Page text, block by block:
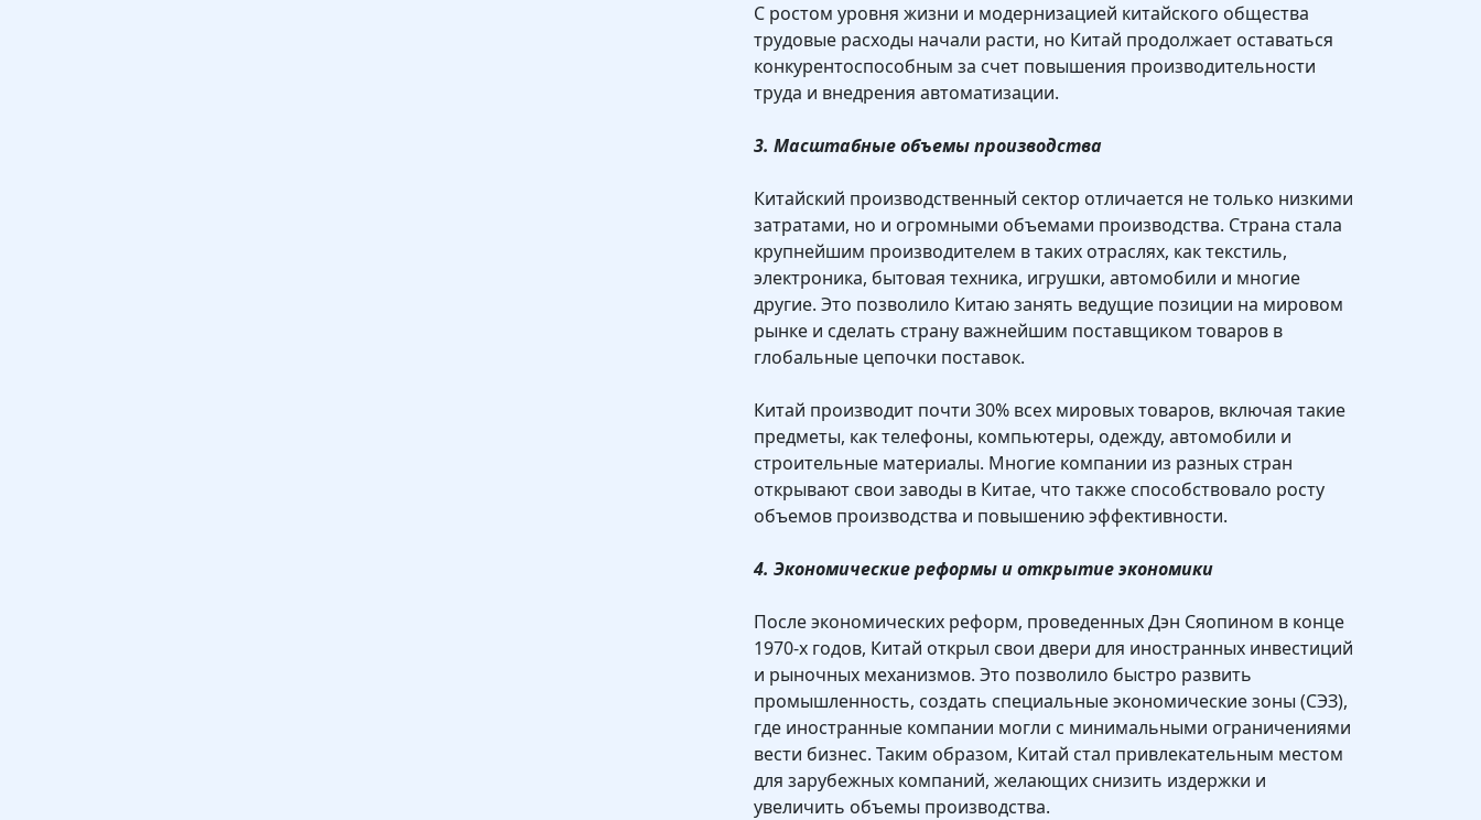
С ростом уровня жизни и модернизацией китайского общества
трудовые расходы начали расти, но Китай продолжает оставаться
конкурентоспособным за счет повышения производительности
труда и внедрения автоматизации.
3. Масштабные объемы производства
Китайский производственный сектор отличается не только низкими
затратами, но и огромными объемами производства. Страна стала
крупнейшим производителем в таких отраслях, как текстиль,
электроника, бытовая техника, игрушки, автомобили и многие
другие. Это позволило Китаю занять ведущие позиции на мировом
рынке и сделать страну важнейшим поставщиком товаров в
глобальные цепочки поставок.
Китай производит почти 30% всех мировых товаров, включая такие
предметы, как телефоны, компьютеры, одежду, автомобили и
строительные материалы. Многие компании из разных стран
открывают свои заводы в Китае, что также способствовало росту
объемов производства и повышению эффективности.
4. Экономические реформы и открытие экономики
После экономических реформ, проведенных Дэн Сяопином в конце
1970-х годов, Китай открыл свои двери для иностранных инвестиций
и рыночных механизмов. Это позволило быстро развить
промышленность, создать специальные экономические зоны (СЭЗ),
где иностранные компании могли с минимальными ограничениями
вести бизнес. Таким образом, Китай стал привлекательным местом
для зарубежных компаний, желающих снизить издержки и
увеличить объемы производства.